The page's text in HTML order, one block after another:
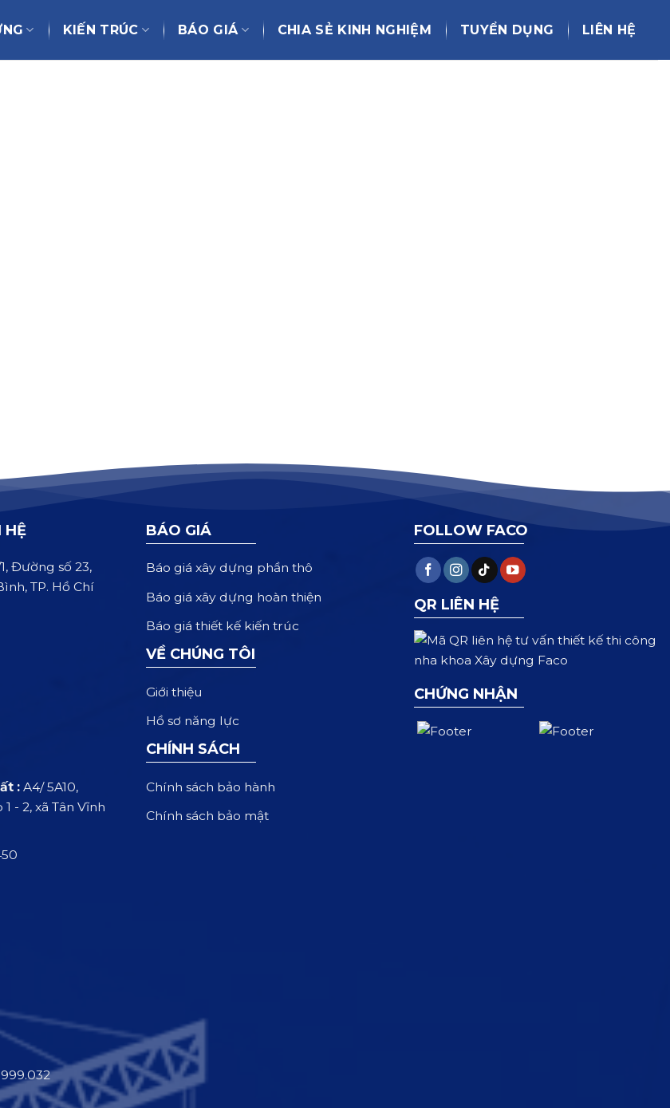
KIẾN TRÚC BÁO GIÁ CHIA SẺ KINH NGHIỆM TUYỂN DỤNG LIÊN HỆ
HỆ
Đường số 23,
TP. Hồ Chí
:A4/ 5A10,
- 2, xã Tân Vĩnh
BÁO GIÁ
Báo giá xây dựng phần thô
Báo giá xây dựng hoàn thiện
Báo giá thiết kế kiến trúc
VỀ CHÚNG TÔI
Giới thiệu
Hồ sơ năng lực
CHÍNH SÁCH
Chính sách bảo hành
Chính sách bảo mật
FOLLOW FACO
QR LIÊN HỆ
CHỨNG NHẬN